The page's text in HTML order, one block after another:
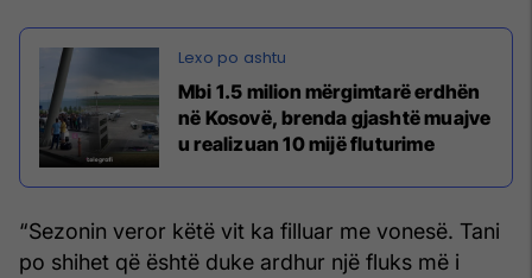
Mbi 1.5 milion mërgimtarë erdhën
në Kosovë, brenda gjashtë muajve
u realizuan 10 mijë fluturime
“Sezonin veror këtë vit ka filluar me vonesë. Tani
po shihet që është duke ardhur një fluks më i